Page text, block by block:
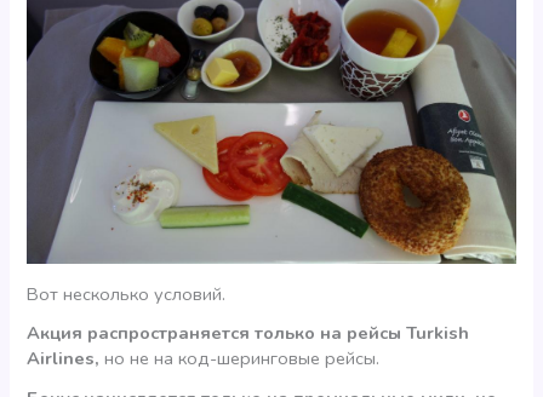
Вот несколько условий.
Акция распространяется только на рейсы Turkish
Airlines, но не на код-шеринговые рейсы.